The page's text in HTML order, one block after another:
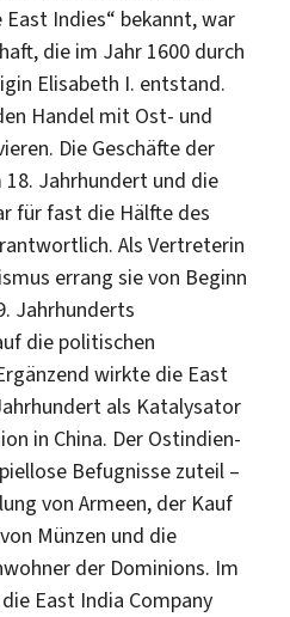
Indies“ bekannt, war
die im Jahr 1600 durch
Elisabeth I. entstand.
Handel mit Ost- und
Die Geschäfte der
Jahrhundert und die
für fast die Hälfte des
Als Vertreterin
errang sie von Beginn
Jahrhunderts
die politischen
wirkte die East
als Katalysator
in China. Der Ostindien-
Befugnisse zuteil –
von Armeen, der Kauf
Münzen und die
der Dominions. Im
East India Company